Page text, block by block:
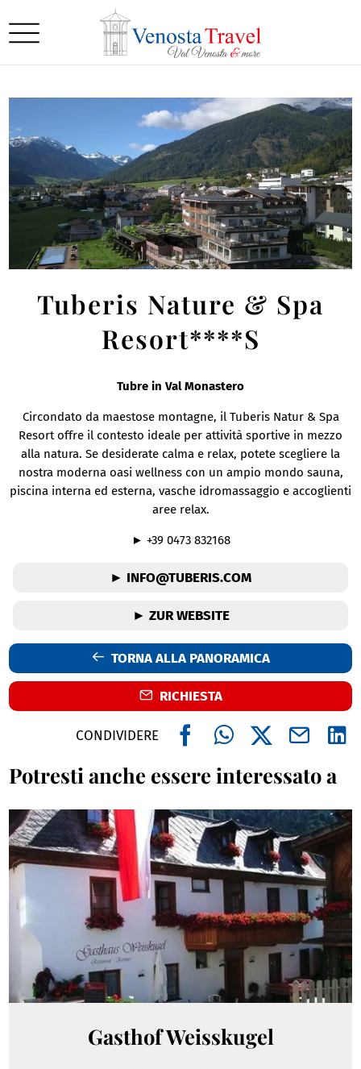
Tuberis Nature & Spa
Resort****S
Tubre in Val Monastero
Circondato da maestose montagne, il Tuberis Natur & Spa
Resort offre il contesto ideale per attività sportive in mezzo
alla natura. Se desiderate calma e relax, potete scegliere la
nostra moderna oasi wellness con un ampio mondo sauna,
piscina interna ed esterna, vasche idromassaggio e accoglienti
aree relax.
► +39 0473 832168
► INFO@TUBERIS.COM
► ZUR WEBSITE
TORNA ALLA PANORAMICA
RICHIESTA
CONDIVIDERE
Potresti anche essere interessato a
Gasthof Weisskugel